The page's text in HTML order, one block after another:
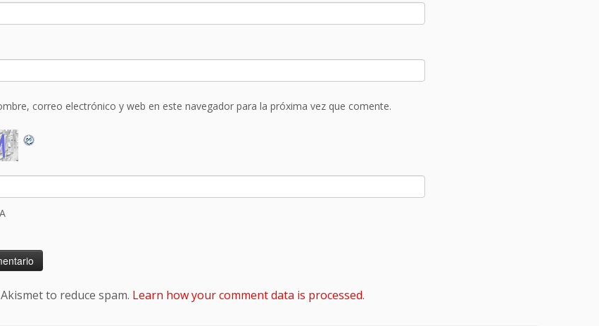
correo electrónico y web en este navegador para la próxima vez que comente.
to reduce spam. Learn how your comment data is processed.